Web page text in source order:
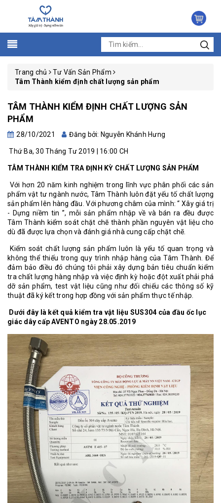
Trang chủ
Tư Vấn Sản Phẩm
Tâm Thành kiểm định chất lượng sản phẩm
TÂM THÀNH KIỂM ĐỊNH CHẤT LƯỢNG SẢN
PHẨM
28/10/2021 Đăng bởi: Nguyễn Khánh Hưng
Thứ Ba, 30 Tháng Tư 2019 | 16:00 CH
TÂM THÀNH KIỂM TRA ĐỊNH KỲ CHẤT LƯỢNG SẢN PHẨM
Với hơn 20 năm kinh nghiệm trong lĩnh vực phân phối các sản
phẩm vật tư ngành nước, Tâm Thành luôn đặt yếu tố chất lượng
sản phẩm lên hàng đầu. Với phương châm của mình: “ Xây giá trị
- Dựng niềm tin ”, mỗi sản phẩm nhập về và bán ra đều được
Tâm Thành kiểm soát chặt chẽ thành phần nguyên vật liệu cho
dù đã được lựa chọn và đánh giá nhà cung cấp chặt chẽ.
Kiểm soát chất lượng sản phẩm luôn là yếu tố quan trọng và
không thể thiếu trong quy trình nhập hàng của Tâm Thành. Để
đảm bảo điều đó chúng tôi phải xây dựng bản tiêu chuẩn kiểm
tra chất lượng hàng nhập và việc định kỳ hoặc đột xuất phải phá
dỡ sản phẩm, test vật liệu cũng như đối chiếu các thông số kỹ
thuật đã ký kết trong hợp đồng với sản phẩm thực tế nhập.
Dưới đây là kết quả kiểm tra vật liệu SUS304 của đầu ốc lục
giác dây cấp AVENTO ngày 28.05.2019